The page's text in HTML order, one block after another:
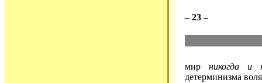
– 23 –
мирникогда и
детерминизма